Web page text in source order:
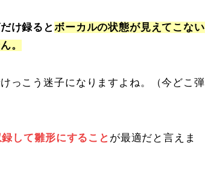
け録るとボーカルの状態が見えてこない
。
っこう迷子になりますよね。（今どこ弾
して雛形にすること が最適だと言えま